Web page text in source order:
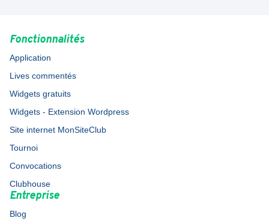
Fonctionnalités
Application
Lives commentés
Widgets gratuits
Widgets - Extension Wordpress
Site internet MonSiteClub
Tournoi
Convocations
Clubhouse
Entreprise
Blog